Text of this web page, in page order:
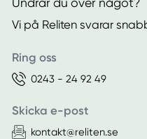
Undrar du över något?
Vi på Reliten svarar
Ring oss
0243 - 24 92 49
Skicka e-post
kontakt@reliten.se